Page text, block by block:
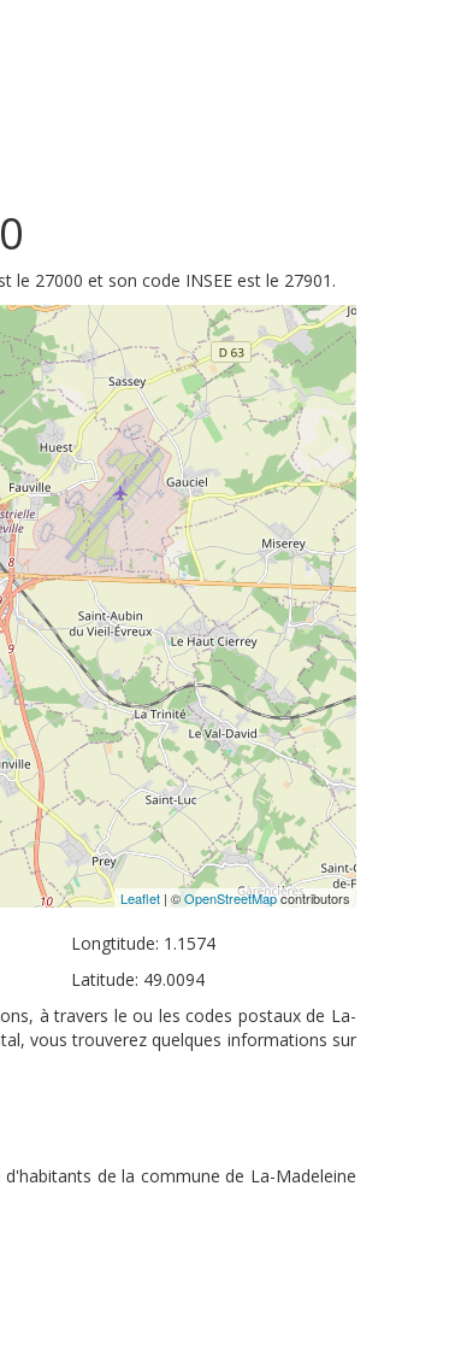
le 27000 et son code INSEE est le 27901.
Leaflet | ©OpenStreetMapcontributors
Longtitude: 1.1574
Latitude: 49.0094
à travers le ou les codes postaux de La-
vous trouverez quelques informations sur
de la commune de La-Madeleine